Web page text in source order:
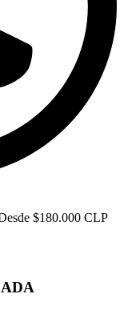
$180.000 CLP